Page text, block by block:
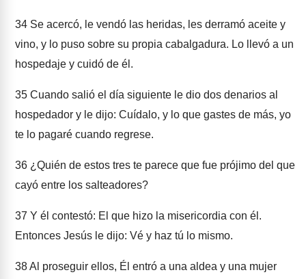
34 Se acercó, le vendó las heridas, les derramó aceite y
vino, y lo puso sobre su propia cabalgadura. Lo llevó a un
hospedaje y cuidó de él.
35 Cuando salió el día siguiente le dio dos denarios al
hospedador y le dijo: Cuídalo, y lo que gastes de más, yo
te lo pagaré cuando regrese.
36 ¿Quién de estos tres te parece que fue prójimo del que
cayó entre los salteadores?
37 Y él contestó: El que hizo la misericordia con él.
Entonces Jesús le dijo: Vé y haz tú lo mismo.
38Al proseguir ellos, Él entró a una aldea y una mujer